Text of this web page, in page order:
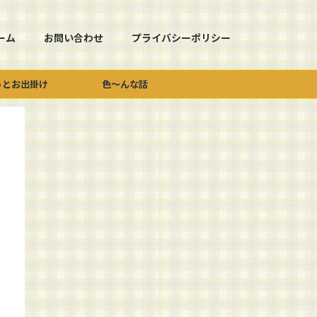
ム お問い合わせ プライバシーポリシー
お出掛け 色～んな話